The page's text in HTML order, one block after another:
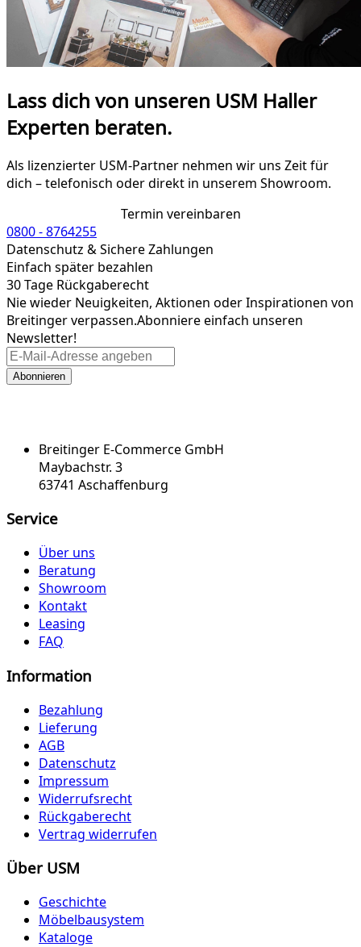
Lass dich von unseren USM Haller
Experten beraten.
Als lizenzierter USM-Partner nehmen wir uns Zeit für
dich – telefonisch oder direkt in unserem Showroom.
Termin vereinbaren
0800 - 8764255
Datenschutz & Sichere Zahlungen
Einfach später bezahlen
30 Tage Rückgaberecht
Nie wieder Neuigkeiten, Aktionen oder Inspirationen von
Breitinger verpassen.Abonniere einfach unseren
Newsletter!
Abonnieren
Breitinger E-Commerce GmbH
Maybachstr. 3
63741 Aschaffenburg
Service
Über uns
Beratung
Showroom
Kontakt
Leasing
FAQ
Information
Bezahlung
Lieferung
AGB
Datenschutz
Impressum
Widerrufsrecht
Rückgaberecht
Vertrag widerrufen
Über USM
Geschichte
Möbelbausystem
Kataloge